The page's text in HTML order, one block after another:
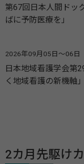
第67回日本人間ドッ
ばに予防医療を」
2026年09月05日～06日
日本地域看護学会第
く地域看護の新機軸」
2カ月先駆け